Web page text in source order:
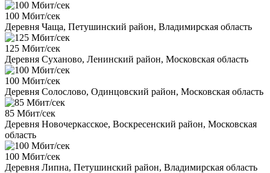
100 Мбит/сек
Деревня Чаща, Петушинский район, Владимирская область
125 Мбит/сек
Деревня Суханово, Ленинский район, Московская область
100 Мбит/сек
Деревня Солослово, Одинцовский район, Московская область
85 Мбит/сек
Деревня Новочеркасское, Воскресенский район, Московская
область
100 Мбит/сек
Деревня Липна, Петушинский район, Владимирская область